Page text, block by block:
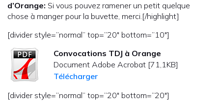
d’Orange: Si vous pouvez ramener un petit quelque
chose à manger pour la buvette, merci.[/highlight]
[divider style=”normal” top=”20″ bottom=”10″]
Convocations TDJ à Orange
Document Adobe Acrobat [71,1KB]
Télécharger
[divider style=”normal” top=”20″ bottom=”20″]